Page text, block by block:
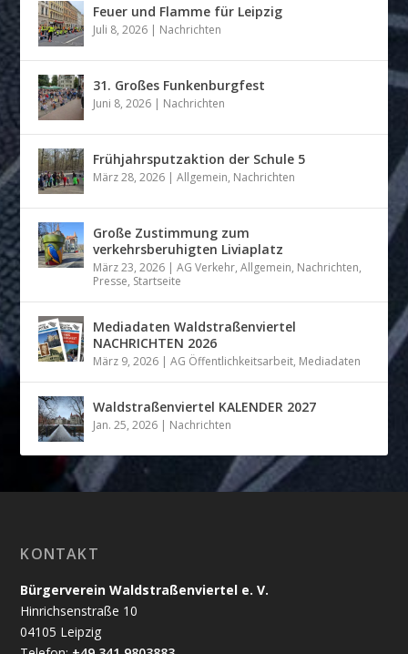
Feuer und Flamme für Leipzig
Juli 8, 2026 | Nachrichten
31. Großes Funkenburgfest
Juni 8, 2026 | Nachrichten
Frühjahrsputzaktion der Schule 5
März 28, 2026 |Allgemein, Nachrichten
Große Zustimmung zum
verkehrsberuhigten Liviaplatz
März 23, 2026 |AG Verkehr,Allgemein, Nachrichten,
Presse, Startseite
Mediadaten Waldstraßenviertel
NACHRICHTEN 2026
März 9, 2026 |AG Öffentlichkeitsarbeit, Mediadaten
Waldstraßenviertel KALENDER 2027
Jan. 25, 2026 | Nachrichten
KONTAKT
Bürgerverein Waldstraßenviertel e. V.
Hinrichsenstraße 10
04105 Leipzig